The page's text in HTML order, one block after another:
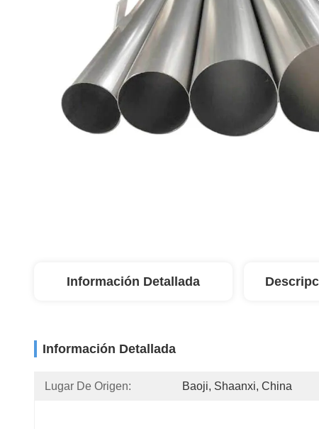
Información Detallada
Información Detallada
Lugar De Origen: Baoji, Shaanxi, China